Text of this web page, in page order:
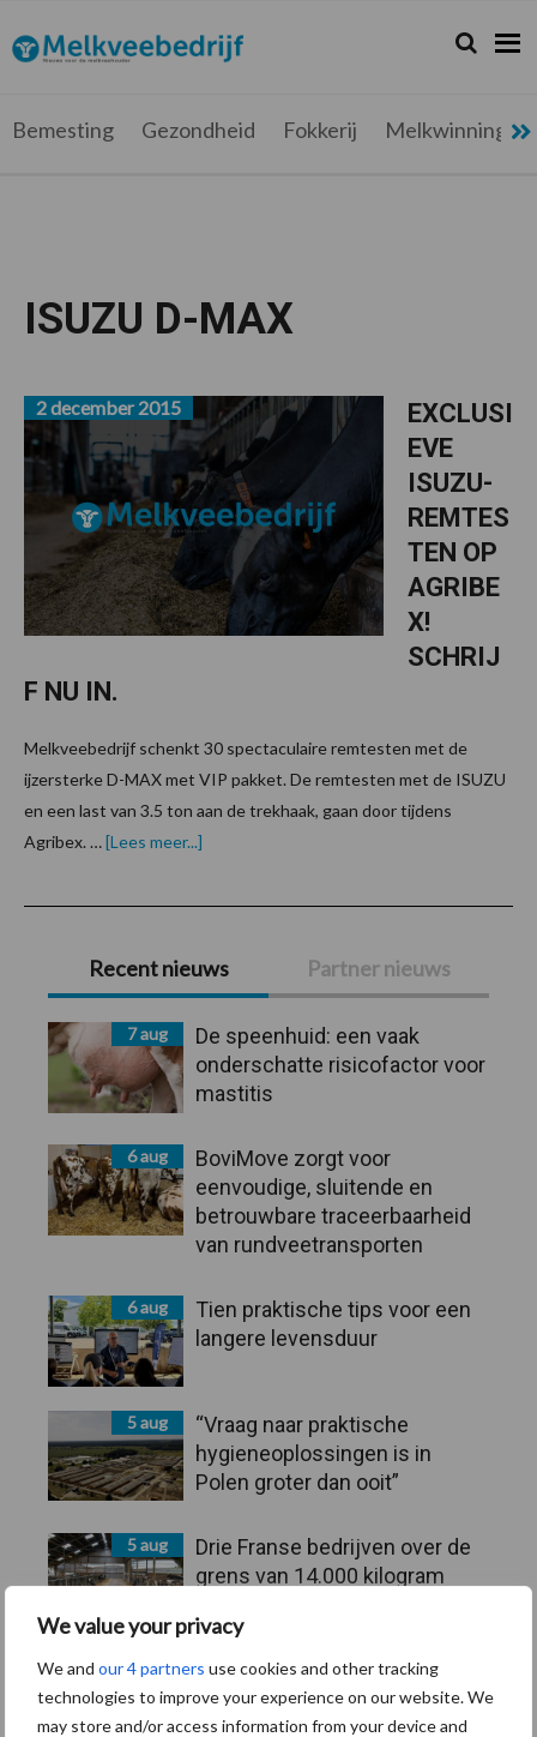
We value your privacy
We and our 4 partners use cookies and other tracking
technologies to improve your experience on our website. We
may store and/or access information from your device and
de
hoofdnavigatie
de
hoofd
de
eerste
de
voettekst
Melkveebedrijf.be
Nieuws
melkveehouder
Zoeken...
Zoek
Bemesting Gezondheid Fokkerij Melkwinning
ISUZU D-MAX
EXCLUSI
EVE
ISUZU-
REMTES
TEN OP
AGRIBE
X!
SCHRIJ
F NU IN.
2 december 2015
Melkveebedrijf schenkt 30 spectaculaire remtesten met de
ijzersterke D-MAX met VIP pakket. De remtesten met de ISUZU
en een last van 3.5 ton aan de trekhaak, gaan door tijdens
Agribex. …[Lees meer...]
IN.
Primaire
Sidebar
Recent nieuws Partner nieuws
7 aug
De speenhuid: een vaak
onderschatte risicofactor voor
mastitis
6 aug
BoviMove zorgt voor
eenvoudige, sluitende en
betrouwbare traceerbaarheid
van rundveetransporten
6 aug
Tien praktische tips voor een
langere levensduur
5 aug
“Vraag naar praktische
hygieneoplossingen is in
Polen groter dan ooit”
5 aug
Drie Franse bedrijven over de
grens van 14.000 kilogram
Toon meer